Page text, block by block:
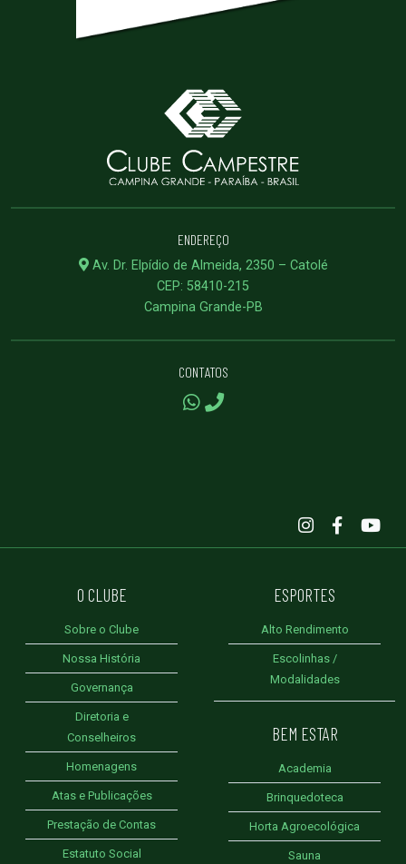
ENDEREÇO
Av. Dr. Elpídio de Almeida, 2350 – Catolé
CEP: 58410-215
Campina Grande-PB
CONTATOS
O CLUBE
Sobre o Clube
Nossa História
Governança
Diretoria e
Conselheiros
Homenagens
Atas e Publicações
Prestação de Contas
Estatuto Social
ESPORTES
Alto Rendimento
Escolinhas /
Modalidades
BEM ESTAR
Academia
Brinquedoteca
Horta Agroecológica
Sauna